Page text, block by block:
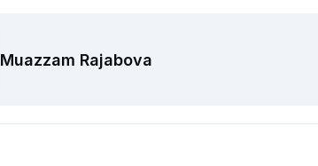
Muazzam Rajabova